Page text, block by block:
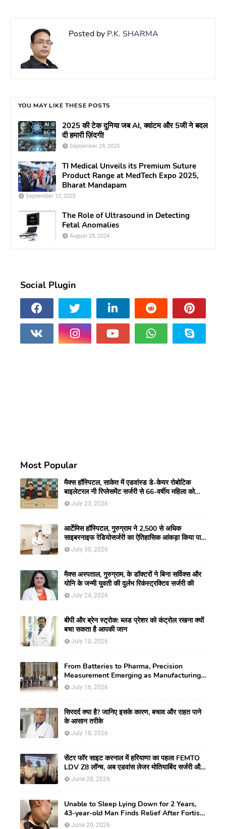
Posted by P.K. SHARMA
YOU MAY LIKE THESE POSTS
2025 की टेक दुनिया जब AI, क्वांटम और 5जी ने बदल
दी हमारी ज़िंदगी!
September 29, 2025
TI Medical Unveils its Premium Suture
Product Range at MedTech Expo 2025,
Bharat Mandapam
September 12, 2025
The Role of Ultrasound in Detecting
Fetal Anomalies
August 28, 2024
Social Plugin
Most Popular
मैक्स हॉस्पिटल, साकेत में एडवांस्ड डे-केयर रोबोटिक
बाइलेटरल नी रिप्लेसमेंट सर्जरी से 66-वर्षीय महिला को
मिली नई गतिशीलता
July 23, 2026
आर्टेमिस हॉस्पिटल, गुरुग्राम ने 2,500 से अधिक
साइबरनाइफ रेडियोसर्जरी का ऐतिहासिक आंकड़ा किया पार,
प्रिसिशन ट्रीटमेंट में मजबूत की अपनी अग्रणी पहचान
July 30, 2026
मैक्स अस्पताल, गुरुग्राम, के डॉक्टरों ने बिना सर्विक्स और
योनि के जन्मी युवती की दुर्लभ रिकंस्ट्रक्टिव सर्जरी की
July 24, 2026
बीपी और ब्रेन स्ट्रोक: ब्लड प्रेशर को कंट्रोल रखना क्यों
बचा सकता है आपकी जान
July 10, 2026
From Batteries to Pharma, Precision
Measurement Emerging as Manufacturing's
New Competitive Edge
July 16, 2026
सिरदर्द क्या है? जानिए इसके कारण, बचाव और राहत पाने
के आसान तरीके
July 18, 2026
सेंटर फॉर साइट करनाल में हरियाणा का पहला FEMTO
LDV Z8 लॉन्च, अब एडवांस लेजर मोतियाबिंद सर्जरी और
CLEAR विजन करेक्शन की सुविधा
June 28, 2026
Unable to Sleep Lying Down for 2 Years,
43-year-old Man Finds Relief After Fortis
Gurugram Doctors Remove Rare Giant
June 20, 2026